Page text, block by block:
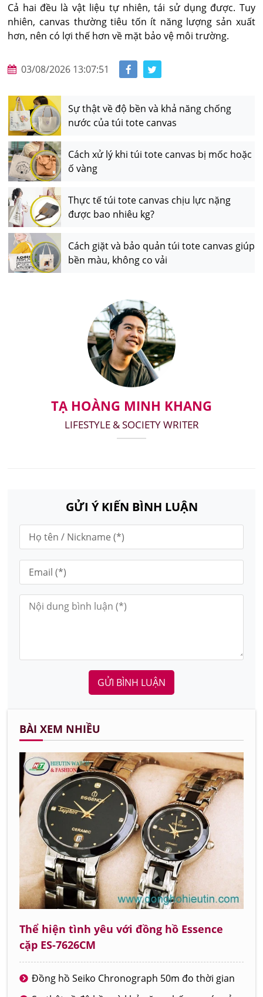
Cả hai đều là vật liệu tự nhiên, tái sử dụng được. Tuy
nhiên, canvas thường tiêu tốn ít năng lượng sản xuất
hơn, nên có lợi thế hơn về mặt bảo vệ môi trường.
03/08/2026 13:07:51
Sự thật về độ bền và khả năng chống
nước của túi tote canvas
Cách xử lý khi túi tote canvas bị mốc hoặc
ố vàng
Thực tế túi tote canvas chịu lực nặng
được bao nhiêu kg?
Cách giặt và bảo quản túi tote canvas giúp
bền màu, không co vải
TẠ HOÀNG MINH KHANG
LIFESTYLE & SOCIETY WRITER
GỬI Ý KIẾN BÌNH LUẬN
GỬI BÌNH LUẬN
BÀI XEM NHIỀU
Thể hiện tình yêu với đồng hồ Essence
cặp ES-7626CM
Đồng hồ Seiko Chronograph 50m đo thời gian